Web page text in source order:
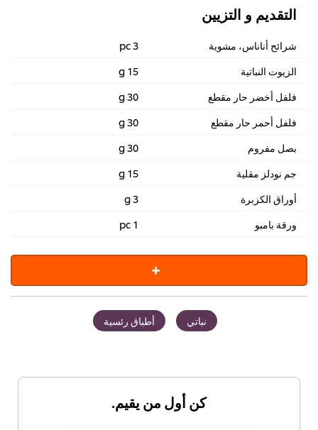
التقديم و التزيين
شرائح أناناس، مشوية
الزيوت النباتية
15 g
فلفل أخضر حار مقطع
30 g
فلفل أحمر حار مقطع
30 g
بصل مفروم
30 g
جم نودلز مقلية
15 g
أوراق الكزبرة
ورقة بامبو
نباتي أطباق رئسية
كن أول من يقيم.